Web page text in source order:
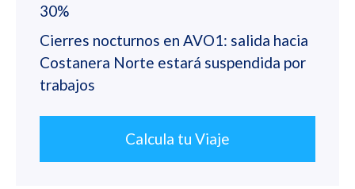
30%
Cierres nocturnos en AVO1: salida hacia
Costanera Norte estará suspendida por
trabajos
Calcula tu Viaje